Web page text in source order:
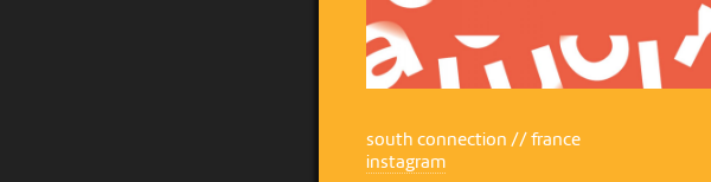
south connection // france
instagram